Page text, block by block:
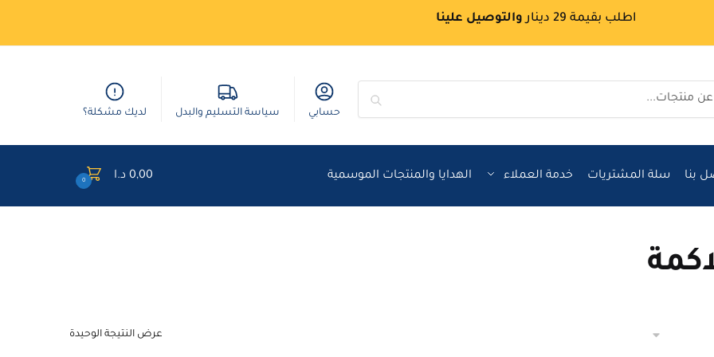
اطلب بقيمة 29 دينار والتوصيل علينا
حسابي سياسة التسليم والبدل لديك مشكلة؟
بنا سلة المشتريات خدمة العملاء الهدايا والمنتجات الموسمية 0,00 د.ا 0
عرض النتيجة الوحيدة